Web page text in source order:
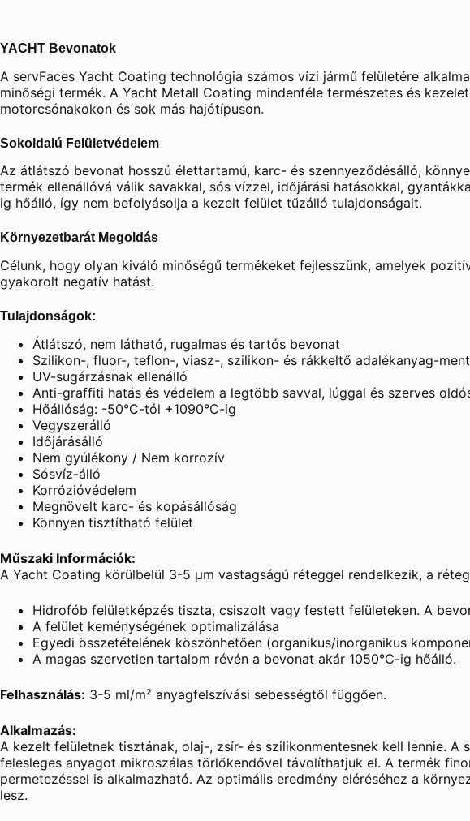
YACHT Bevonatok
A servFaces Yacht Coating technológia számos vízi jármű felületére
minőségi termék. A Yacht Metall Coating mindenféle természetes és
motorcsónakokon és sok más hajótípuson.
Sokoldalú Felületvédelem
Az átlátszó bevonat hosszú élettartamú, karc- és szennyeződésálló,
termék ellenállóvá válik savakkal, sós vízzel, időjárási hatásokkal,
ig hőálló, így nem befolyásolja a kezelt felület tűzálló tulajdonságait.
Környezetbarát Megoldás
Célunk, hogy olyan kiváló minőségű termékeket fejlesszünk, amelyek
gyakorolt negatív hatást.
Tulajdonságok:
Átlátszó, nem látható, rugalmas és tartós bevonat
Szilikon-, fluor-, teflon-, viasz-, szilikon- és rákkeltő adalékanyag-
UV-sugárzásnak ellenálló
Anti-graffiti hatás és védelem a legtöbb savval, lúggal és szerves
Hőállóság: -50°C-tól +1090°C-ig
Vegyszerálló
Időjárásálló
Nem gyúlékony / Nem korrozív
Sósvíz-álló
Korrózióvédelem
Megnövelt karc- és kopásállóság
Könnyen tisztítható felület
Műszaki Információk:
A Yacht Coating körülbelül 3-5 µm vastagságú réteggel rendelkezik, a
Hidrofób felületképzés tiszta, csiszolt vagy festett felületeken. A
A felület keménységének optimalizálása
Egyedi összetételének köszönhetően (organikus/inorganikus
A magas szervetlen tartalom révén a bevonat akár 1050°C-ig hőálló.
Felhasználás: 3-5 ml/m² anyagfelszívási sebességtől függően.
Alkalmazás:
A kezelt felületnek tisztának, olaj-, zsír- és szilikonmentesnek kell lennie.
felesleges anyagot mikroszálas törlőkendővel távolíthatjuk el. A termék
permetezéssel is alkalmazható. Az optimális eredmény eléréséhez a
lesz.